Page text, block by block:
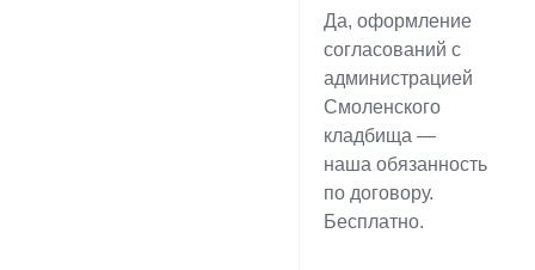
Да, оформление
согласований с
администрацией
Смоленского
кладбища —
наша обязанность
по договору.
Бесплатно.